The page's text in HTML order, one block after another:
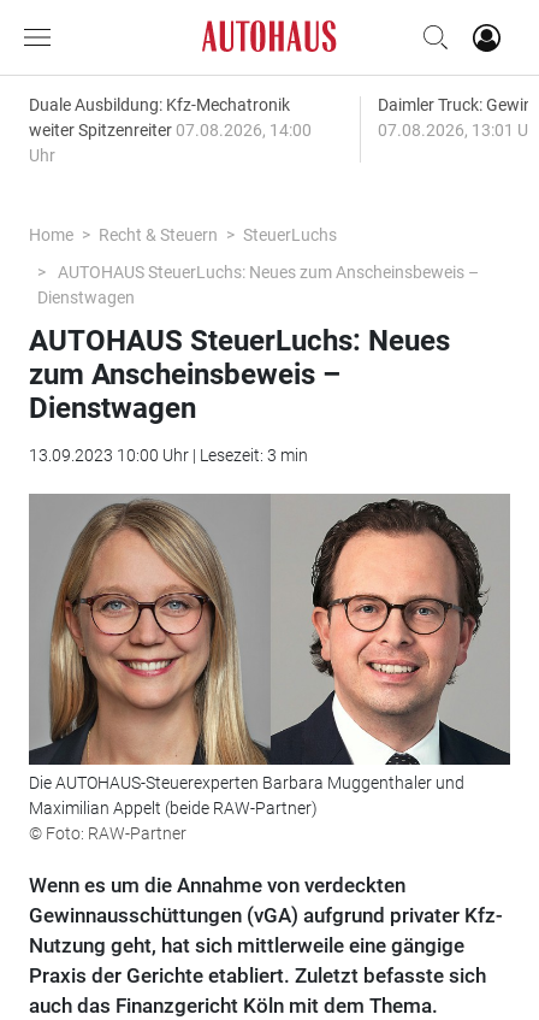
Duale Ausbildung: Kfz-Mechatronik
weiter Spitzenreiter 07.08.2026, 14:00
Uhr
Daimler Truck:
07.08.2026, 13:01
Home Recht & Steuern
SteuerLuchs
AUTOHAUS SteuerLuchs: Neues zum Anscheinsbeweis –
Dienstwagen
AUTOHAUS SteuerLuchs: Neues
zum Anscheinsbeweis –
Dienstwagen
13.09.2023 10:00 Uhr | Lesezeit: 3 min
Die AUTOHAUS-Steuerexperten Barbara Muggenthaler und
Maximilian Appelt (beide RAW-Partner)
© Foto: RAW-Partner
Wenn es um die Annahme von verdeckten
Gewinnausschüttungen (vGA) aufgrund privater Kfz-
Nutzung geht, hat sich mittlerweile eine gängige
Praxis der Gerichte etabliert. Zuletzt befasste sich
auch das Finanzgericht Köln mit dem Thema.